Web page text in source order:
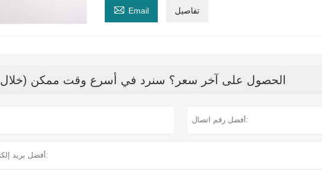
 Email تفاصيل
الحصول على آخر سعر؟ سنرد في أسرع وقت ممكن (خلال 12 ساعة)